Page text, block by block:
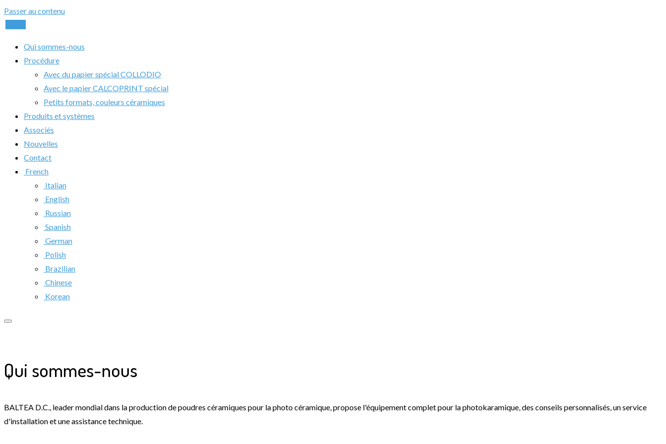
Passer au contenu
Qui sommes-nous
Procédure
Avec du papier spécial COLLODIO
Avec le papier CALCOPRINT spécial
Petits formats, couleurs céramiques
Produits et systèmes
Associés
Nouvelles
Contact
French
Italian
English
Russian
Spanish
German
Polish
Brazilian
Chinese
Korean
Qui sommes-nous
BALTEA D.C., leader mondial dans la production de poudres céramiques pour la photo céramique, propose l'équipement complet pour la photokaramique, des conseils personnalisés, un service
d'installation et une assistance technique.